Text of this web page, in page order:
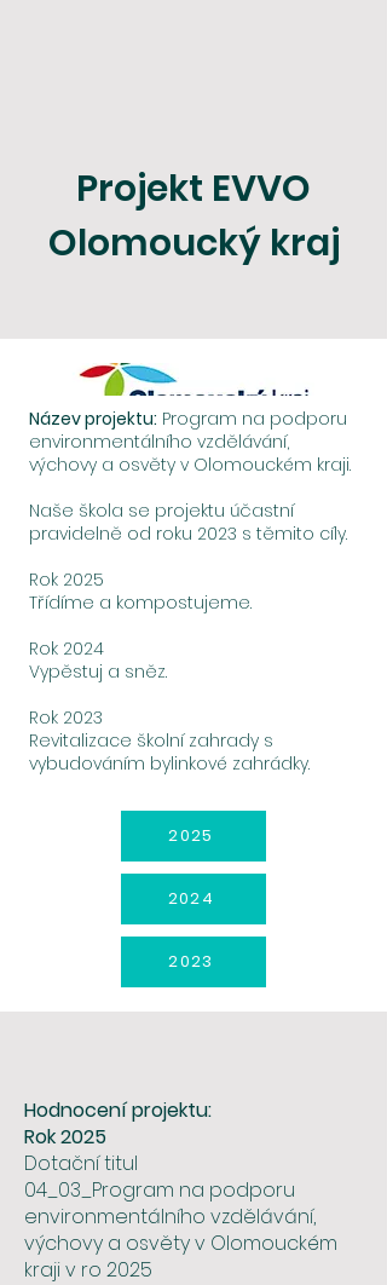
Projekt EVVO
Olomoucký kraj
Název projektu: Program na podporu
environmentálního vzdělávání,
výchovy a osvěty v Olomouckém kraji.
Naše škola se projektu účastní
pravidelně od roku 2023 s těmito cíly.
Rok 2025
Třídíme a kompostujeme.
Rok 2024
Vypěstuj a sněz.
Rok 2023
Revitalizace školní zahrady s
vybudováním bylinkové zahrádky.
2025
2024
2023
Hodnocení projektu:
Rok 2025
Dotační titul
04_03_Program na podporu
environmentálního vzdělávání,
výchovy a osvěty v Olomouckém
kraji v ro 2025